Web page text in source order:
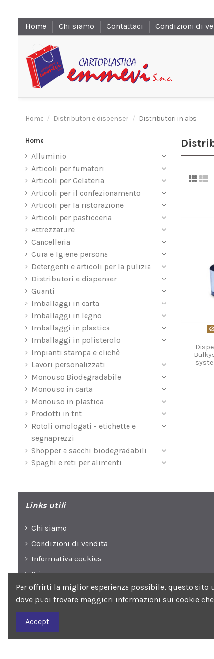
Home Chi siamo Contattaci Condizioni di
Home Distributori e dispenser Distributori in abs
Home
Alluminio
Articoli per fumatori
Articoli per Gelateria
Articoli per il confezionamento
Articoli per la ristorazione
Articoli per pasticceria
Attrezzature
Cancelleria
Cura e Igiene persona
Detergenti e articoli per la pulizia
Distributori e dispenser
Guanti
Imballaggi in carta
Imballaggi in legno
Imballaggi in plastica
Imballaggi in polisterolo
Impianti stampa e clichè
Lavori personalizzati
Monouso Biodegradabile
Monouso in carta
Monouso in plastica
Prodotti in tnt
Rotoli omologati - etichette e
segnaprezzi
Shopper e sacchi biodegradabili
Spaghi e reti per alimenti
Links utili
Chi siamo
Condizioni di vendita
Informativa cookies
Privacy
Seguici
Per offrirti la miglior esperienza possibile, questo sito
dove puoi trovare maggiori informazioni sui cookie
Accept